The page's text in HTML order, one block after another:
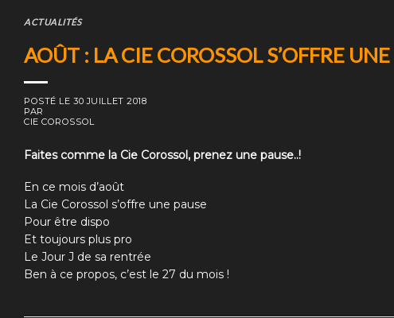
ACTUALITÉS
AOÛT : LA CIE COROSSOL S’OFFRE
POSTÉ LE30 JUILLET 2018
PAR
CIE COROSSOL
Faites comme la Cie Corossol, prenez une pause..!
En ce mois d’août
La Cie Corossol s’offre une pause
Pour être dispo
Et toujours plus pro
Le Jour J de sa rentrée
Ben à ce propos, c’est le 27 du mois !